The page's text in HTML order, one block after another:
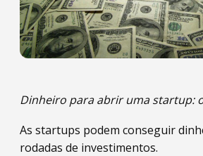
Dinheiro para abrir uma startup:
As startups podem conseguir
rodadas de investimentos.